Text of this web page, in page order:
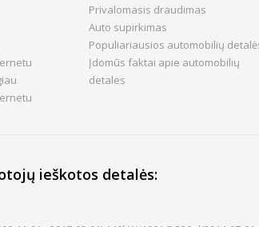
Privalomasis draudimas
Auto supirkimas
Populiariausios automobilių
Įdomūs faktai apie automobilių
detales
ieškotos detalės: